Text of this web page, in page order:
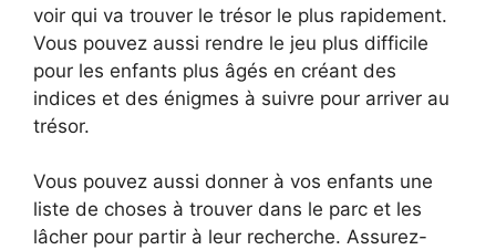
voir qui va trouver le trésor le plus rapidement.
Vous pouvez aussi rendre le jeu plus difficile
pour les enfants plus âgés en créant des
indices et des énigmes à suivre pour arriver au
trésor.
Vous pouvez aussi donner à vos enfants une
liste de choses à trouver dans le parc et les
lâcher pour partir à leur recherche. Assurez-